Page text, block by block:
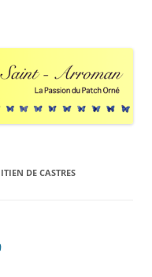
DE CASTRES